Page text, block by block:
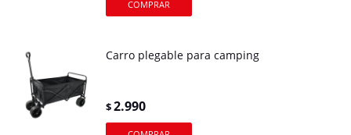
Carro plegable para camping
$2.990